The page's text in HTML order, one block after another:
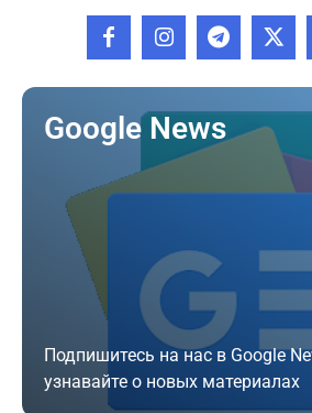
Google News
Подпишитесь на нас в Google
узнавайте о новых материалах